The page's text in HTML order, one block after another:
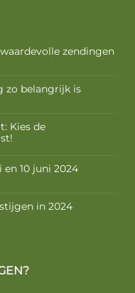
zendingen
zo belangrijk is
Kies de
10 juni 2024
in 2024